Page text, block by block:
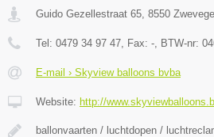
Guido Gezellestraat 65 8550
Tel: 0479 34 97 47 , Fax: - , BTW-nr:
E-mail › Skyview balloons bvba
Website: http://
ballonvaarten / luchtdopen /